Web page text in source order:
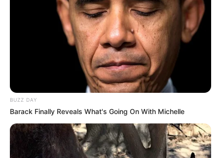
22:41 / 02 İyun 2026
"Uzak Şehir" tamaşaçılarına pis xəbər
703
BUZZ DAY
Barack Finally Reveals What's Going On With Michelle